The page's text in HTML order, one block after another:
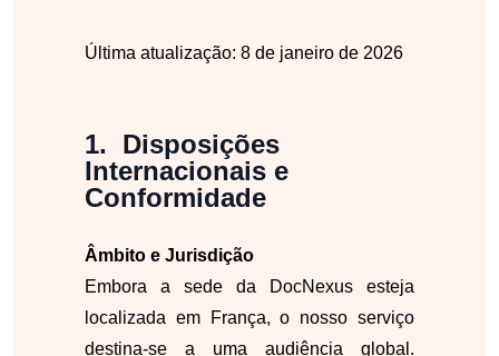
Última atualização: 8 de janeiro de 2026
Disposições
Internacionais e
Conformidade
Âmbito e Jurisdição
Embora a sede da DocNexus esteja
localizada em França, o nosso serviço
destina-se a uma audiência global.